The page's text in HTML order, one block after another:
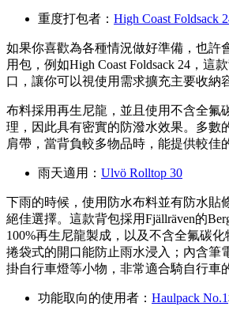
重度打包者： High Coast Foldsack
如果你喜歡為各種情況做好準備，也許
用包，例如High Coast Foldsack 24，這
口，讓你可以視使用需求擴充主要收納
布料採用再生尼龍，並且使用不含全氟
理，因此具有密實的防潑水效果。多數
肩帶，當背負較多物品時，能提供較佳
雨天適用： Ulvö Rolltop 30
下雨的時候，使用防水布料並有防水貼
絕佳選擇。這款背包採用Fjällräven的
100%再生尼龍製成，以及不含全氟碳化
捲袋式的開口能防止雨水浸入；內含筆
掛自行車燈等小物，非常適合騎自行車
功能取向的使用者： Haulpack No.1